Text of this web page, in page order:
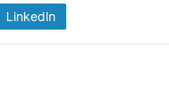
LinkedIn